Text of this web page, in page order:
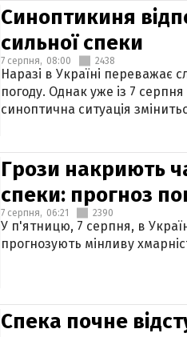
Синоптикиня
сильної спеки
7 серпня, 08:00 2438
Наразі в Україні переважає
погоду. Однак уже із 7
синоптична ситуація
Грози накриють
спеки: прогноз
7 серпня, 06:21 2390
У п'ятницю, 7 серпня, в
прогнозують мінливу
Спека почне